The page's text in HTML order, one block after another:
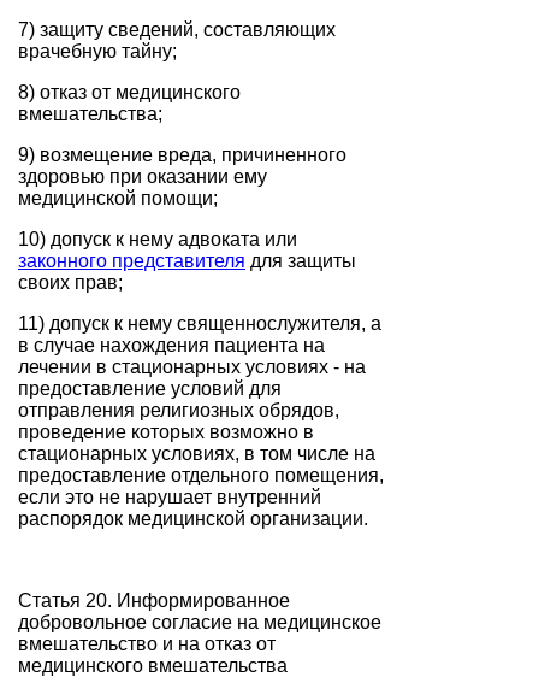
7) защиту сведений, составляющих
врачебную тайну;
8) отказ от медицинского
вмешательства;
9) возмещение вреда, причиненного
здоровью при оказании ему
медицинской помощи;
10) допуск к нему адвоката или
законного представителя для защиты
своих прав;
11) допуск к нему священнослужителя, а
в случае нахождения пациента на
лечении в стационарных условиях - на
предоставление условий для
отправления религиозных обрядов,
проведение которых возможно в
стационарных условиях, в том числе на
предоставление отдельного помещения,
если это не нарушает внутренний
распорядок медицинской организации.
Статья 20. Информированное
добровольное согласие на медицинское
вмешательство и на отказ от
медицинского вмешательства